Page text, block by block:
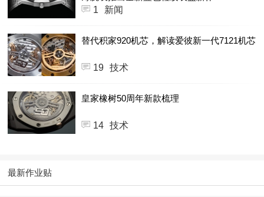
1
新闻
替代积家920机芯，解读爱彼新一代7121机芯
19 技术
皇家橡树50周年新款梳理
14 技术
最新作业贴